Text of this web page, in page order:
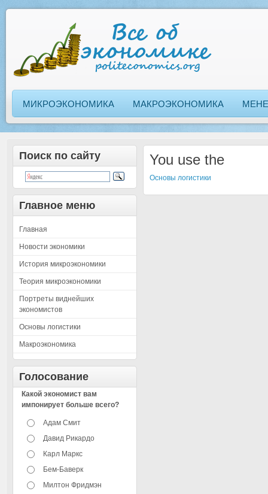
МИКРОЭКОНОМИКА МАКРОЭКОНОМИКА
Поиск по сайту
Главное меню
Главная
Новости экономики
История микроэкономики
Теория микроэкономики
Портреты виднейших
экономистов
Основы логистики
Макроэкономика
Голосование
Какой экономист вам
импонирует больше всего?
Адам Смит
Давид Рикардо
Карл Маркс
Бем-Баверк
Милтон Фридмэн
You use the
Основы логистики